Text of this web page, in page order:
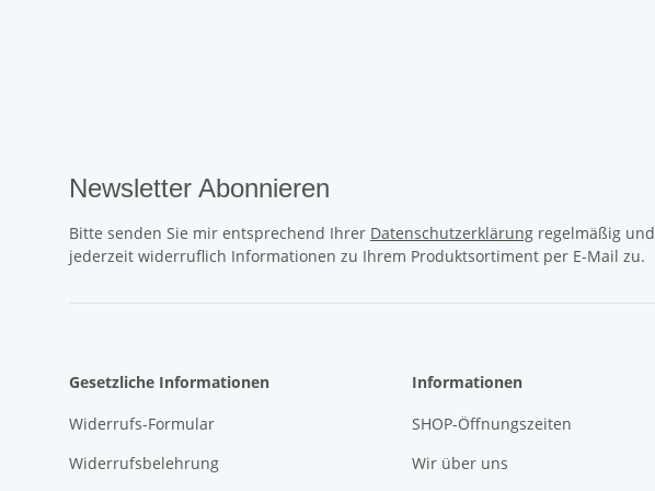
Newsletter Abonnieren
Bitte senden Sie mir entsprechend Ihrer Datenschutzerklärung regelmäßig und
jederzeit widerruflich Informationen zu Ihrem Produktsortiment per E-Mail zu.
Gesetzliche Informationen
Widerrufs-Formular
Widerrufsbelehrung
Informationen
SHOP-Öffnungszeiten
Wir über uns